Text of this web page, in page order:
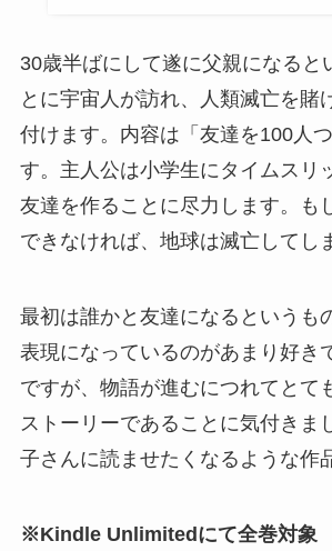
30歳半ばにして遂に父親になると
とに宇宙人が訪れ、人類滅亡を賭
付けます。内容は「友達を100人
す。主人公は小学生にタイムスリ
友達を作ることに尽力します。も
できなければ、地球は滅亡してし
最初は誰かと友達になるというも
表現になっているのがあまり好き
ですが、物語が進むにつれてとて
ストーリーであることに気付きま
子さんに読ませたくなるような作
※Kindle Unlimitedにて全巻対象